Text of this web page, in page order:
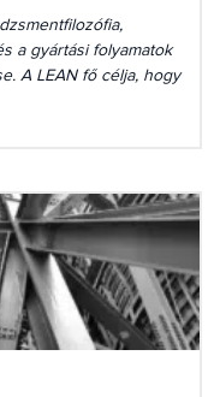
a gyártási folyamatok
A LEAN fő célja, hogy